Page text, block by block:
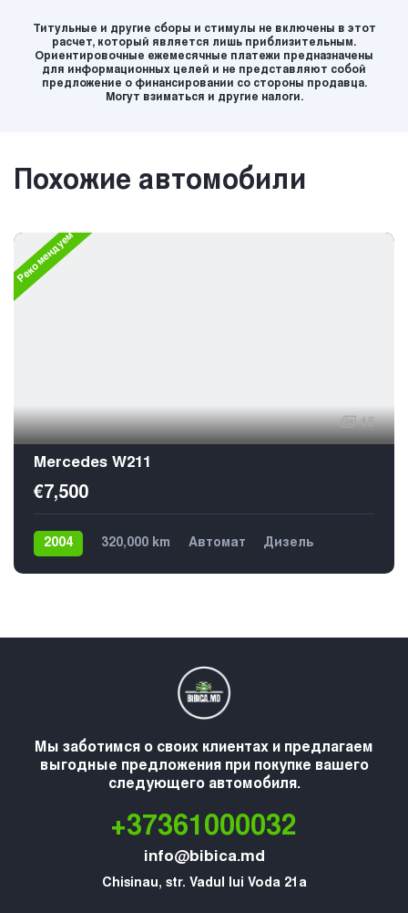
Титульные и другие сборы и стимулы не включены в этот
расчет, который является лишь приблизительным.
Ориентировочные ежемесячные платежи предназначены
для информационных целей и не представляют собой
предложение о финансировании со стороны продавца.
Могут взиматься и другие налоги.
Похожие автомобили
Рекомендуем
15
Mercedes W211
€7,500
2004 320,000 km Автомат
Дизель
Мы заботимся о своих клиентах и предлагаем
выгодные предложения при покупке вашего
следующего автомобиля.
+37361000032
info@bibica.md
Chisinau, str. Vadul lui Voda 21a